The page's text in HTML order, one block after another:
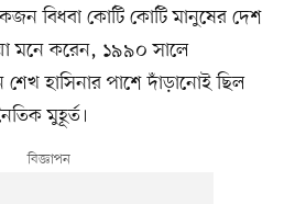
বিধবা কোটি কোটি মানুষের দেশ
মনে করেন, ১৯৯০ সালে
হাসিনার পাশে দাঁড়ানোই ছিল
মুহূর্ত।